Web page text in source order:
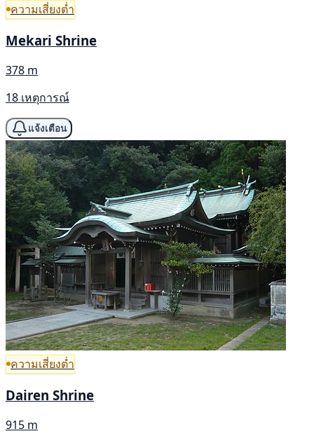
ความเสี่ยงต่ำ
Mekari Shrine
378 m
18 เหตุการณ์
แจ้งเตือน
ความเสี่ยงต่ำ
Dairen Shrine
915 m